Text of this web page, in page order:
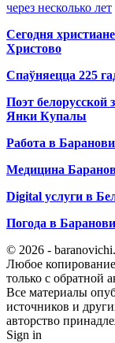
через несколько лет
Сегодня
Христово
Спаўняецца 225
Поэт белорусской
Янки Купалы
Работа в
Медицина
Digital услуги в
Погода в
© 2026 -
Любое копирование
только с обратной
Все материалы
источников и
авторство
Sign in